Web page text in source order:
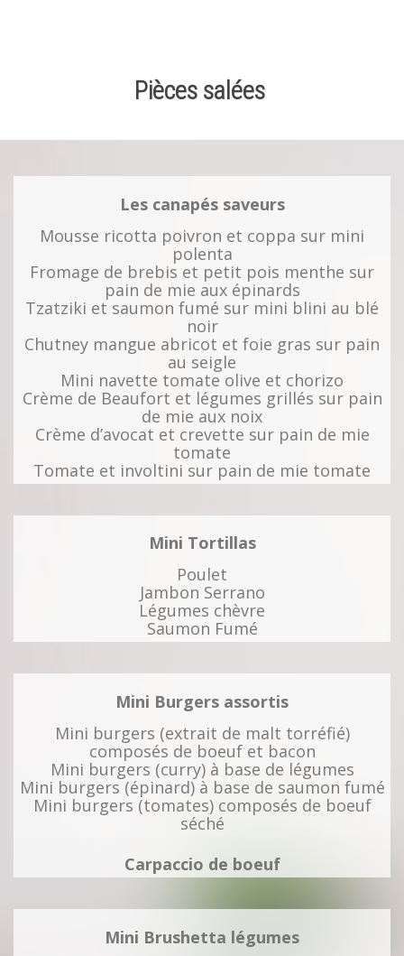
Pièces salées
Les canapés saveurs
Mousse ricotta poivron et coppa sur mini
polenta
Fromage de brebis et petit pois menthe sur
pain de mie aux épinards
Tzatziki et saumon fumé sur mini blini au blé
noir
Chutney mangue abricot et foie gras sur pain
au seigle
Mini navette tomate olive et chorizo
Crème de Beaufort et légumes grillés sur pain
de mie aux noix
Crème d’avocat et crevette sur pain de mie
tomate
Tomate et involtini sur pain de mie tomate
Mini Tortillas
Poulet
Jambon Serrano
Légumes chèvre
Saumon Fumé
Mini Burgers assortis
Mini burgers (extrait de malt torréfié)
composés de boeuf et bacon
Mini burgers (curry) à base de légumes
Mini burgers (épinard) à base de saumon fumé
Mini burgers (tomates) composés de boeuf
séché
Carpaccio de boeuf
Mini Brushetta légumes